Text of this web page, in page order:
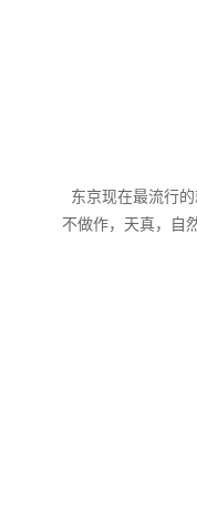
东京现在最流行
不做作，天真，自